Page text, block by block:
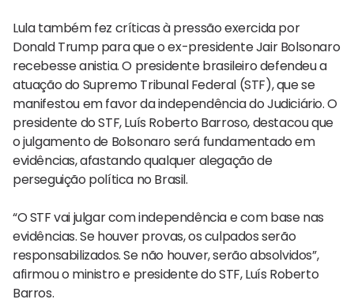
Lula também fez críticas à pressão exercida por
Donald Trump para que o ex-presidente Jair Bolsonaro
recebesse anistia. O presidente brasileiro defendeu a
atuação do Supremo Tribunal Federal (STF), que se
manifestou em favor da independência do Judiciário. O
presidente do STF, Luís Roberto Barroso, destacou que
o julgamento de Bolsonaro será fundamentado em
evidências, afastando qualquer alegação de
perseguição política no Brasil.
“O STF vai julgar com independência e com base nas
evidências. Se houver provas, os culpados serão
responsabilizados. Se não houver, serão absolvidos”,
afirmou o ministro e presidente do STF, Luís Roberto
Barros.